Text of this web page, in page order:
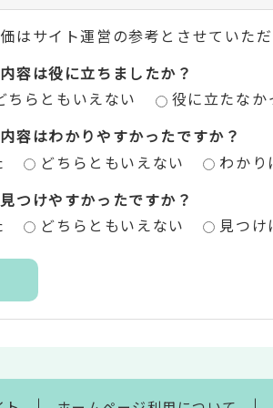
はサイト運営の参考とさせていただ
容は役に立ちましたか？
ちらともいえない
役に立たなか
容はわかりやすかったですか？
どちらともいえない
わかり
つけやすかったですか？
どちらともいえない 見つ